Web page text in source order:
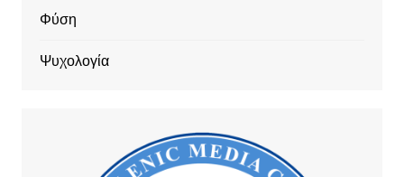
Φύση
Ψυχολογία